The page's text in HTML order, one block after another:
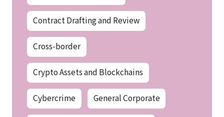
Contract Drafting and Review
Cross-border
Crypto Assets and Blockchains
Cybercrime General Corporate